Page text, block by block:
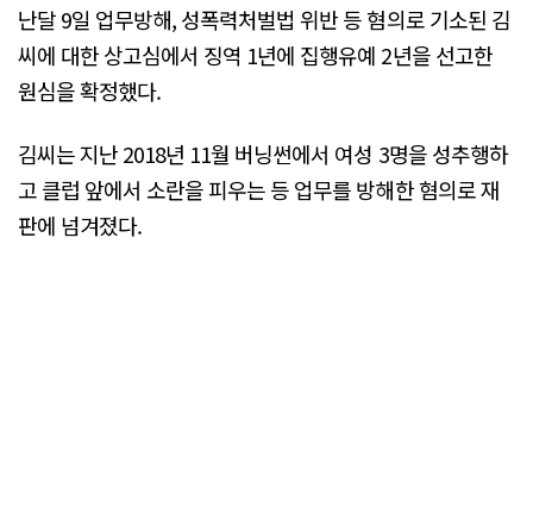
난달 9일 업무방해, 성폭력처벌법 위반 등 혐의로 기소된 김
씨에 대한 상고심에서 징역 1년에 집행유예 2년을 선고한
원심을 확정했다.
김씨는 지난 2018년 11월 버닝썬에서 여성 3명을 성추행하
고 클럽 앞에서 소란을 피우는 등 업무를 방해한 혐의로 재
판에 넘겨졌다.